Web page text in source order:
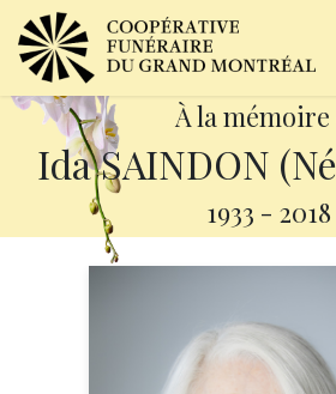
À la mémoire
Ida SAINDON
1933 - 2018